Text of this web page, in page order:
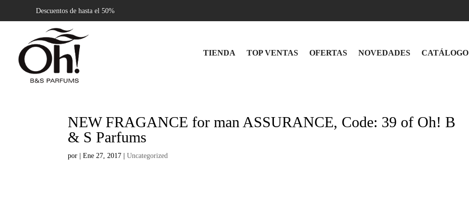
Descuentos de hasta el 50%
TIENDA TOP VENTAS OFERTAS NOVEDADES CATÁLOGO
NEW FRAGANCE for man ASSURANCE, Code: 39 of Oh! B
& S Parfums
por |Ene 27, 2017 |Uncategorized